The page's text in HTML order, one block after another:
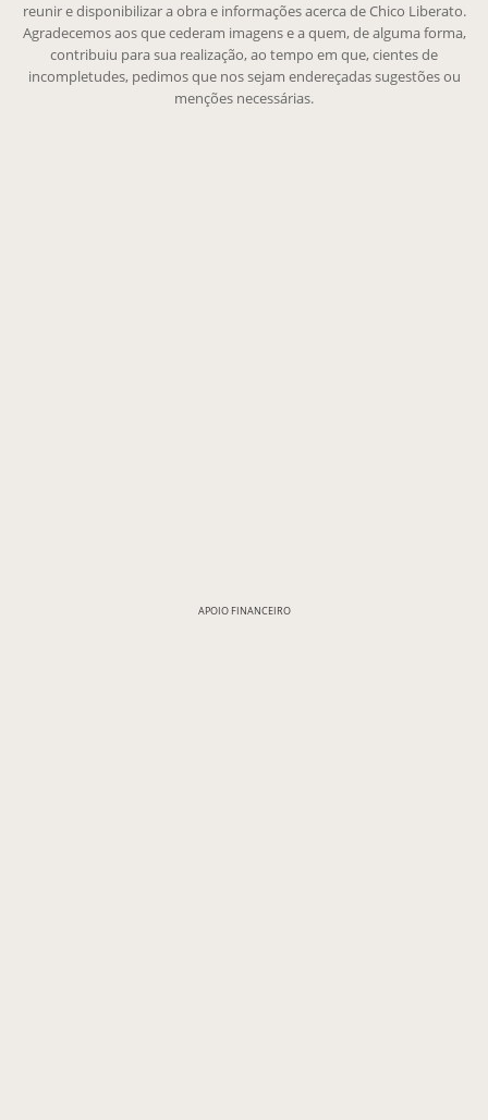
reunir e disponibilizar a obra e informações acerca de Chico Liberato.
Agradecemos aos que cederam imagens e a quem, de alguma forma,
contribuiu para sua realização, ao tempo em que, cientes de
incompletudes, pedimos que nos sejam endereçadas sugestões ou
menções necessárias.
APOIO FINANCEIRO